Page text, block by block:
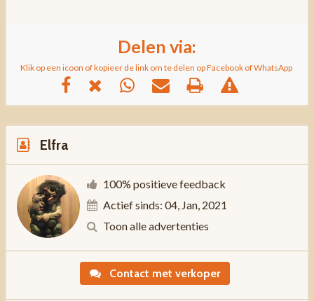
Delen via:
Klik op een icoon of kopieer de link om te delen op Facebook of WhatsApp
Elfra
100% positieve feedback
Actief sinds: 04, Jan, 2021
Toon alle advertenties
Contact met verkoper